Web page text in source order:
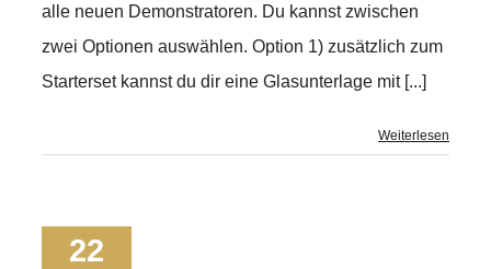
alle neuen Demonstratoren. Du kannst zwischen
zwei Optionen auswählen. Option 1) zusätzlich zum
Starterset kannst du dir eine Glasunterlage mit [...]
Weiterlesen
22